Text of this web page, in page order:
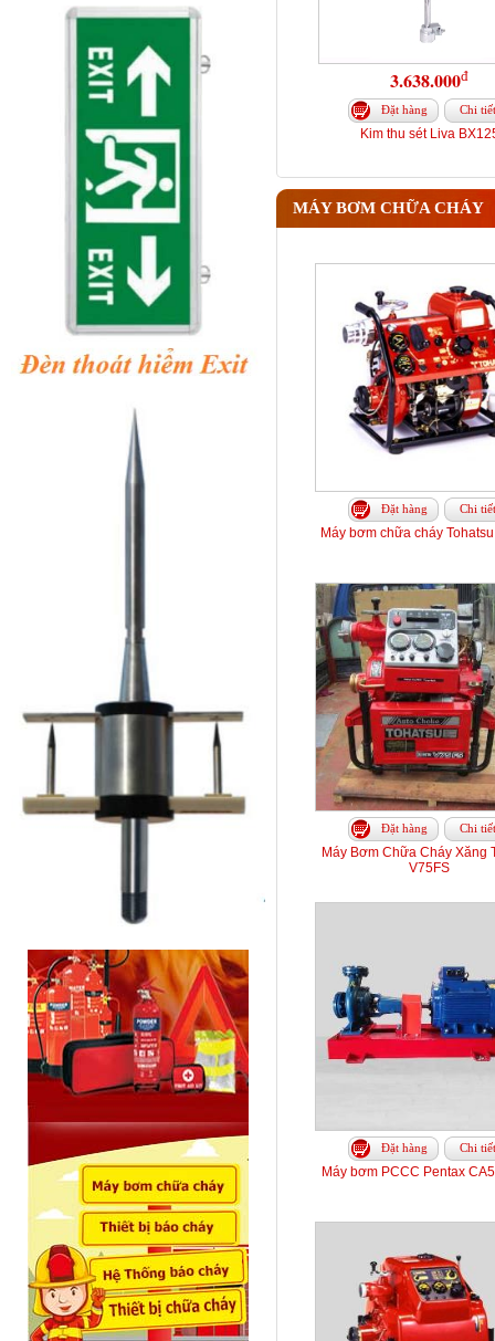
3.638.000đ
Đặt hàng Chi tiết
Kim thu sét Liva
MÁY BƠM CHỮA CHÁY
Đặt hàng Chi tiết
Máy bơm chữa cháy
Đặt hàng Chi tiết
Máy Bơm Chữa Cháy Xăng
V75FS
Đặt hàng Chi tiết
Máy bơm PCCC Pentax